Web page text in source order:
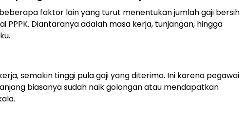
faktor lain yang turut menentukan jumlah gaji bersih
PPPK. Diantaranya adalah masa kerja, tunjangan, hingga
semakin tinggi pula gaji yang diterima. Ini karena pegawai
biasanya sudah naik golongan atau mendapatkan